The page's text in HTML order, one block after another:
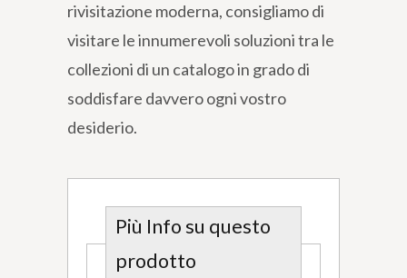
rivisitazione moderna, consigliamo di
visitare le innumerevoli soluzioni tra le
collezioni di un catalogo in grado di
soddisfare davvero ogni vostro
desiderio.
Più Info su questo
prodotto